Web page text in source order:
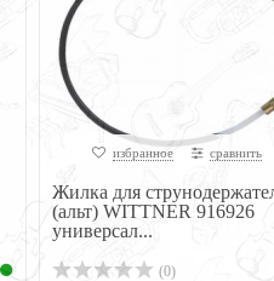
избранное сравнить
Жилка для
(альт) WITTNER 916926
универсал...
(0)